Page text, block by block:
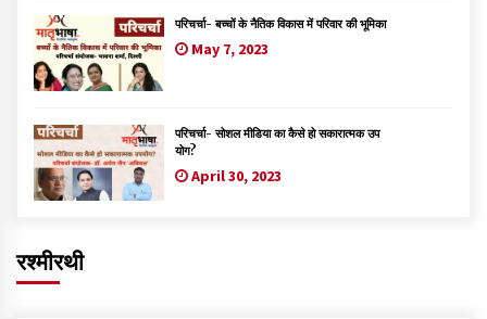
परिचर्चा- बच्चों के नैतिक विकास में परिवार की भूमिका
May 7, 2023
परिचर्चा- सोशल मीडिया का कैसे हो सकारात्मक उप
योग?
April 30, 2023
रश्मीरथी